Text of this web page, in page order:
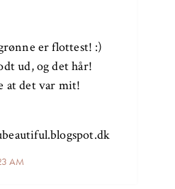
AM
er flottest! :)
ud, og det hår!
at det var mit!